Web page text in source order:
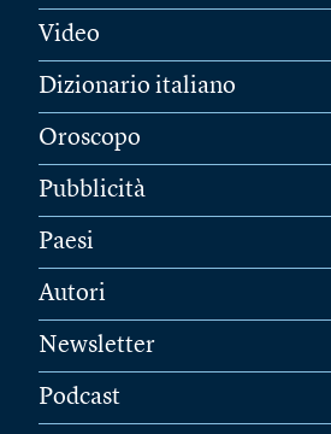
Video
Dizionario italiano
Oroscopo
Pubblicità
Paesi
Autori
Newsletter
Podcast